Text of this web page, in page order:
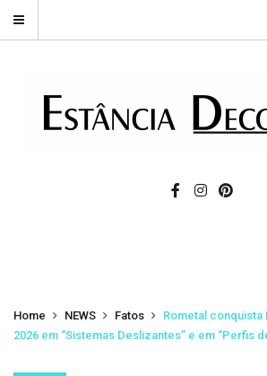
Home NEWS Fatos
Rometal
2026 em “Sistemas Deslizantes” e em “Perfis